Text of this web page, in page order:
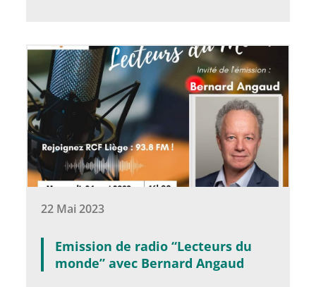
22 Mai 2023
Emission de radio “Lecteurs du
monde” avec Bernard Angaud